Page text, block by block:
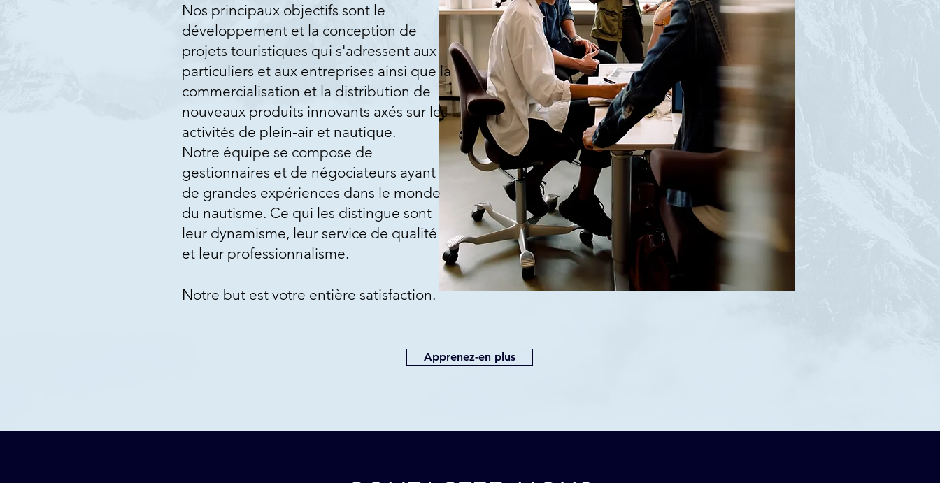
Nos principaux objectifs sont le
développement et la conception de
projets touristiques qui s'adressent aux
particuliers et aux entreprises ainsi que la
commercialisation et la distribution de
nouveaux produits innovants axés sur les
activités de plein-air et nautique.
Notre équipe se compose de
gestionnaires et de négociateurs ayant
de grandes expériences dans le monde
du nautisme. Ce qui les distingue sont
leur dynamisme, leur service de qualité
et leur professionnalisme.
Notre but est votre entière satisfaction.
Apprenez-en plus